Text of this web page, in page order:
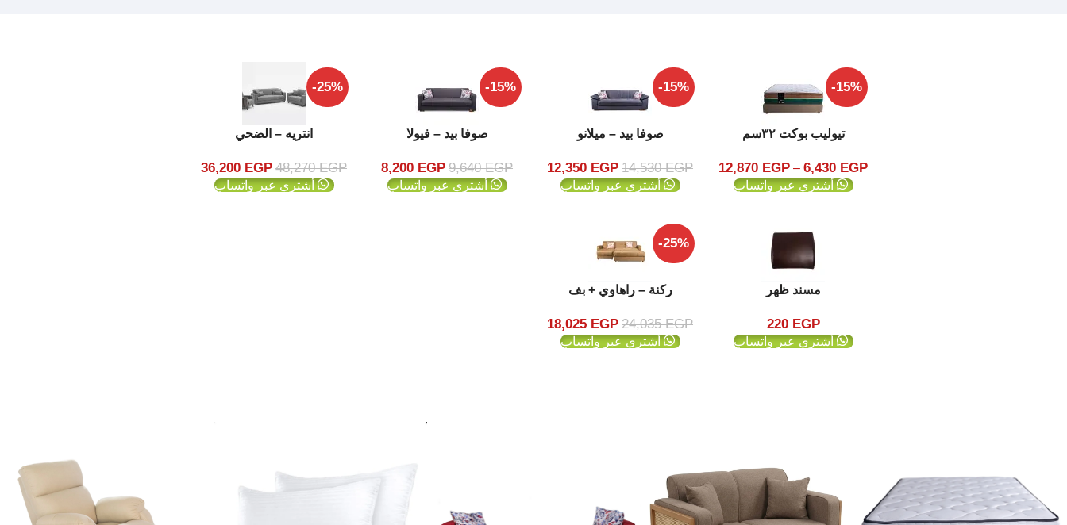
-15%
تيوليب بوكت ٣٢سم
6,430 EGP
–
12,870 EGP
أشتري عبر واتساب
-15%
صوفا بيد – ميلانو
14,530EGP
12,350 EGP
أشتري عبر واتساب
-15%
صوفا بيد – فيولا
9,640EGP
8,200 EGP
أشتري عبر واتساب
-25%
انتريه – الضحي
48,270EGP
36,200 EGP
أشتري عبر واتساب
مسند ظهر
220 EGP
أشتري عبر واتساب
-25%
ركنة – راهاوي + بف
24,035EGP
18,025 EGP
أشتري عبر واتساب